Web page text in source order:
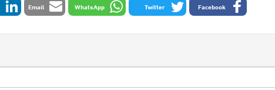
Facebook
Twitter
WhatsApp
Email